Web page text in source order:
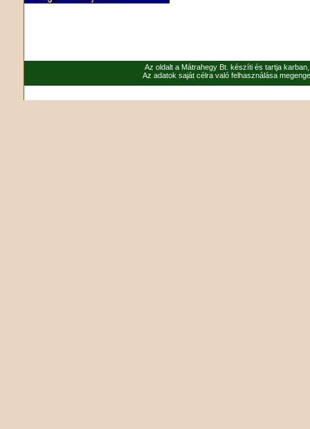
Az oldalt a Mátrahegy Bt. készíti és tartja
Az adatok saját célra való felhasználása